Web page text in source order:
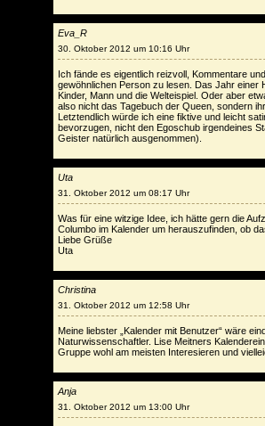
Eva_R
30. Oktober 2012 um 10:16 Uhr
Ich fände es eigentlich reizvoll, Kommentare
gewöhnlichen Person zu lesen. Das Jahr einer
Kinder, Mann und die Welteispiel. Oder aber
also nicht das Tagebuch der Queen, sondern
Letztendlich würde ich eine fiktive und leicht
bevorzugen, nicht den Egoschub irgendeines
Geister natürlich ausgenommen).
Uta
31. Oktober 2012 um 08:17 Uhr
Was für eine witzige Idee, ich hätte gern die
Columbo im Kalender um herauszufinden, ob
Liebe Grüße
Uta
Christina
31. Oktober 2012 um 12:58 Uhr
Meine liebster „Kalender mit Benutzer“ wäre
Naturwissenschaftler. Lise Meitners
Gruppe wohl am meisten Interesieren und
Anja
31. Oktober 2012 um 13:00 Uhr